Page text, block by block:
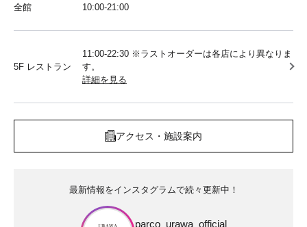
全館 10:00‐21:00
5F レストラン
11:00-22:30 ※ラストオーダーは各店により異なりま
す。
詳細を見る
アクセス・施設案内
最新情報をインスタグラムで続々更新中！
parco_urawa_official